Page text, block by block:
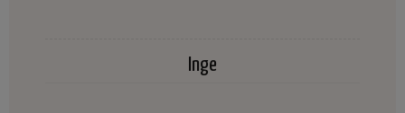
Inge